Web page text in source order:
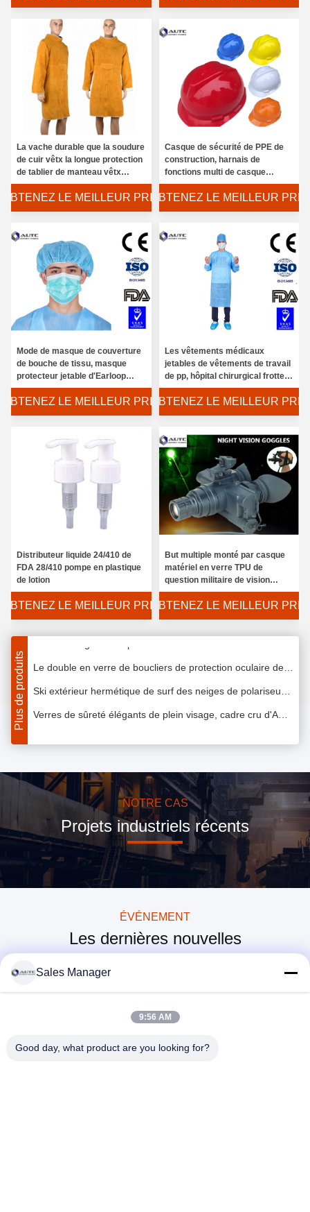
La vache durable que la soudure
de cuir vêtx la longue protection
de tablier de manteau vêtx
l'usage de sécurité de PPE
OBTENEZ LE MEILLEUR PRIX
Casque de sécurité de PPE de
construction, harnais de
fonctions multi de casque
antichoc de PPE haut
OBTENEZ LE MEILLEUR PRIX
Mode de masque de couverture
de bouche de tissu, masque
protecteur jetable d'Earloop
ultra doucement intégral
OBTENEZ LE MEILLEUR PRIX
Les vêtements médicaux
jetables de vêtements de travail
de pp, hôpital chirurgical frotte
non tissé
OBTENEZ LE MEILLEUR PRIX
Distributeur liquide 24/410 de
FDA 28/410 pompe en plastique
de lotion
OBTENEZ LE MEILLEUR PRIX
But multiple monté par casque
matériel en verre TPU de
question militaire de vision
nocturne
OBTENEZ LE MEILLEUR PRIX
Plus de produits
Couleur adaptée aux besoins du client par cadre chimique de PVC de conception de secousse de lunettes d'éclaboussure résistante
Bandeau réglable de preuve d'éclaboussure de lunettes de sécurité de PPE d'électrotechnique
Construction réticulaire protégeant du vent militaire tactique des lunettes TPU de plein visage respirable
NOTRE CAS
Projets industriels récents
ÉVÉNEMENT
Les dernières nouvelles
Sales Manager
9:56 AM
Good day, what product are you looking for?